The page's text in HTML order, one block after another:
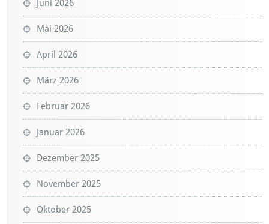
Juni 2026
Mai 2026
April 2026
März 2026
Februar 2026
Januar 2026
Dezember 2025
November 2025
Oktober 2025